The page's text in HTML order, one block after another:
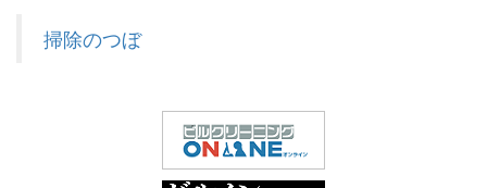
掃除のつぼ